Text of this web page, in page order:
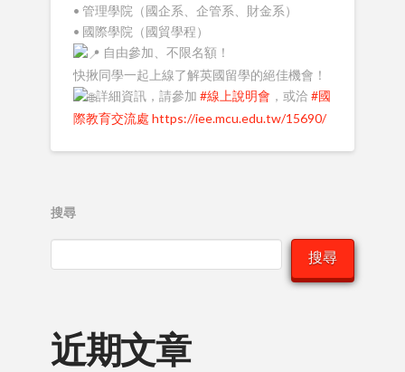
• 管理學院（國企系、企管系、財金系）
• 國際學院（國貿學程）
自由參加、不限名額！
快揪同學一起上線了解英國留學的絕佳機會！
詳細資訊，請參加 #線上說明會 ，或洽 #國
際教育交流處 https://iee.mcu.edu.tw/15690/
搜尋
搜尋
近期文章